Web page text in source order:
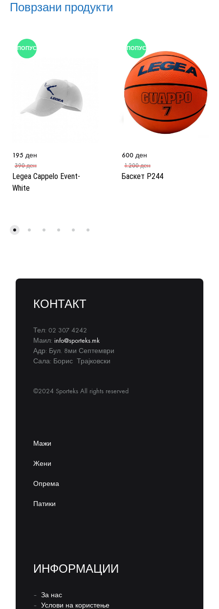
Поврзани продукти
ПОПУСТ
Legea Cappelo Event-
White
195 ден
390ден
ПОПУСТ
Баскет Р244
600 ден
1.200ден
КОНТАКТ
Тел: 02 307 4242
Маил: info@sporteks.mk
Адр: Бул. 8ми Септември
Сала: Борис Трајковски
©2024 Sporteks All rights reserved
Мажи
Жени
Опрема
Патики
ИНФОРМАЦИИ
– За нас
– Услови на користење